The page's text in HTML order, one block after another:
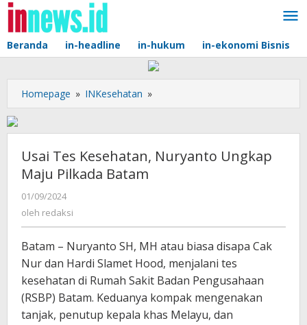
Lewati
konten
Beranda in-headline in-hukum in-ekonomi Bisnis
Homepage » INKesehatan »
Tes
Nuryanto
Ungkap
Maju
Usai Tes Kesehatan, Nuryanto Ungkap
Maju Pilkada Batam
01/09/2024
redaksi
oleh redaksi
Batam – Nuryanto SH, MH atau biasa disapa Cak
Nur dan Hardi Slamet Hood, menjalani tes
kesehatan di Rumah Sakit Badan Pengusahaan
(RSBP) Batam. Keduanya kompak mengenakan
tanjak, penutup kepala khas Melayu, dan